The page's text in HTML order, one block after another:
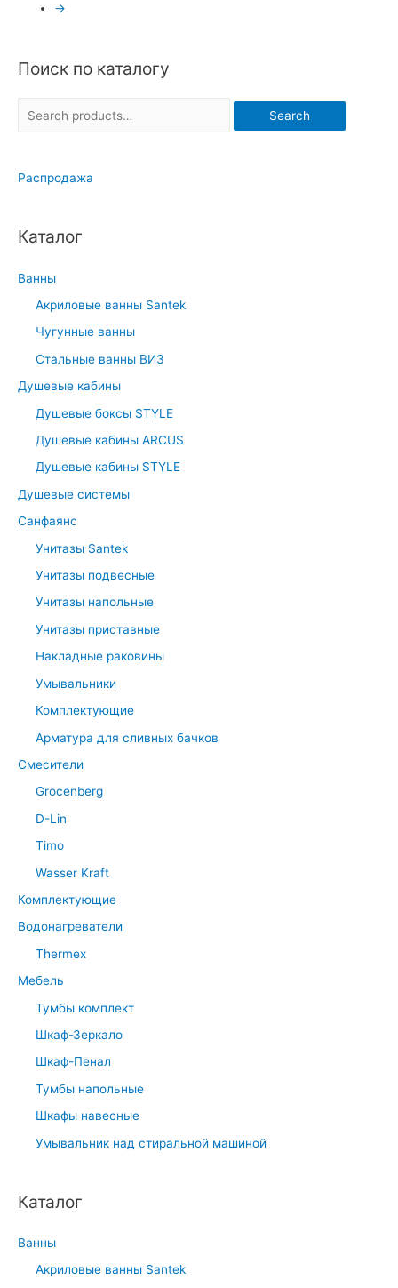
Поиск по каталогу
r
h
o
Search
Распродажа
Каталог
Ванны
Акриловые ванны Santek
Чугунные ванны
Стальные ванны ВИЗ
Душевые кабины
Душевые боксы STYLE
Душевые кабины ARCUS
Душевые кабины STYLE
Душевые системы
Санфаянс
Унитазы Santek
Унитазы подвесные
Унитазы напольные
Унитазы приставные
Накладные раковины
Умывальники
Комплектующие
Арматура для сливных бачков
Смесители
Grocenberg
D-Lin
Timo
Wasser Kraft
Комплектующие
Водонагреватели
Thermex
Мебель
Тумбы комплект
Шкаф-Зеркало
Шкаф-Пенал
Тумбы напольные
Шкафы навесные
Умывальник над стиральной машиной
Каталог
Ванны
Акриловые ванны Santek
→